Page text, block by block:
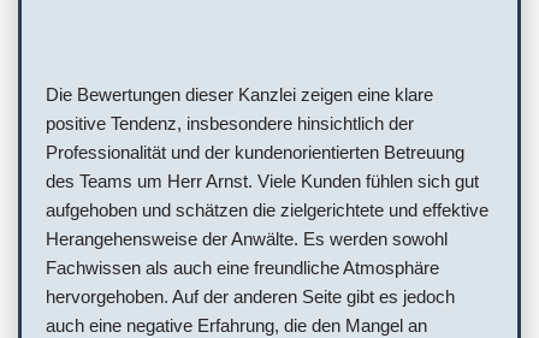
Die Bewertungen dieser Kanzlei zeigen eine klare
positive Tendenz, insbesondere hinsichtlich der
Professionalität und der kundenorientierten Betreuung
des Teams um Herr Arnst. Viele Kunden fühlen sich gut
aufgehoben und schätzen die zielgerichtete und effektive
Herangehensweise der Anwälte. Es werden sowohl
Fachwissen als auch eine freundliche Atmosphäre
hervorgehoben. Auf der anderen Seite gibt es jedoch
auch eine negative Erfahrung, die den Mangel an